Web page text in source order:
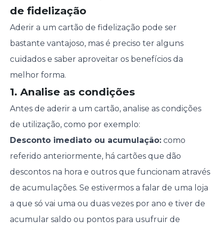
de fidelização
Aderir a um cartão de fidelização pode ser
bastante vantajoso, mas é preciso ter alguns
cuidados e saber aproveitar os benefícios da
melhor forma.
1. Analise as condições
Antes de aderir a um cartão, analise as condições
de utilização, como por exemplo:
Desconto imediato ou acumulação:como
referido anteriormente, há cartões que dão
descontos na hora e outros que funcionam através
de acumulações. Se estivermos a falar de uma loja
a que só vai uma ou duas vezes por ano e tiver de
acumular saldo ou pontos para usufruir de